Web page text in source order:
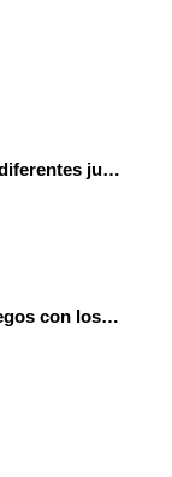
Programa con Scratch, 8 diferentes juegos para vivir la emoción de los partidos de España en el mundial 2026
Programa con Scratch juegos con los partidos del mundial 2026 ganados por España